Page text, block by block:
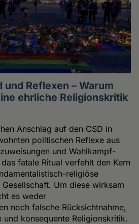
Reflexen – Warum
ehrliche Religionskritik
Anschlag auf den CSD in
politischen Reflexe aus
und Wahlkampf-
fatale Ritual verfehlt den Kern
religiöse
Um diese wirksam
es weder
noch falsche Rücksichtnahme,
und konsequente Religionskritik.